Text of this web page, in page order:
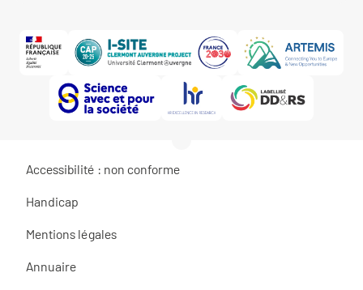
Accessibilité : non conforme
Handicap
Mentions légales
Annuaire